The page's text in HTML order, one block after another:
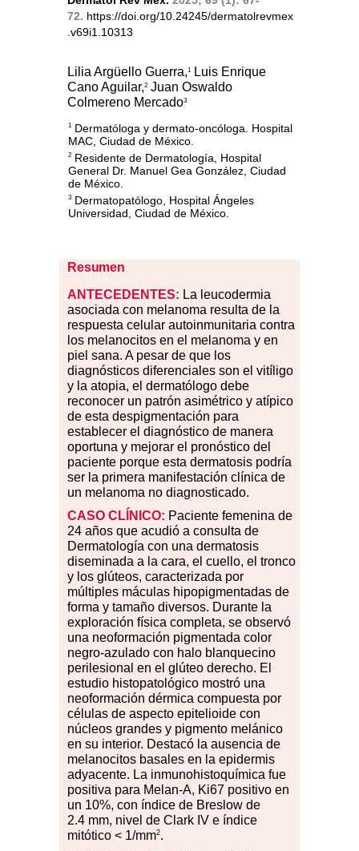
72. https://doi.org/10.24245/dermatolrevmex
.v69i1.10313
Lilia Argüello Guerra,1
Luis Enrique
Cano Aguilar,2 Juan Oswaldo
Colmereno Mercado3
1 Dermatóloga y dermato-oncóloga. Hospital
MAC, Ciudad de México.
2 Residente de Dermatología, Hospital
General Dr. Manuel Gea González, Ciudad
de México.
3 Dermatopatólogo, Hospital Ángeles
Universidad, Ciudad de México.
Resumen
ANTECEDENTES: La leucodermia
asociada con melanoma resulta de la
respuesta celular autoinmunitaria contra
los melanocitos en el melanoma y en
piel sana. A pesar de que los
diagnósticos diferenciales son el vitíligo
y la atopia, el dermatólogo debe
reconocer un patrón asimétrico y atípico
de esta despigmentación para
establecer el diagnóstico de manera
oportuna y mejorar el pronóstico del
paciente porque esta dermatosis podría
ser la primera manifestación clínica de
un melanoma no diagnosticado.
CASO CLÍNICO: Paciente femenina de
24 años que acudió a consulta de
Dermatología con una dermatosis
diseminada a la cara, el cuello, el tronco
y los glúteos, caracterizada por
múltiples máculas hipopigmentadas de
forma y tamaño diversos. Durante la
exploración física completa, se observó
una neoformación pigmentada color
negro-azulado con halo blanquecino
perilesional en el glúteo derecho. El
estudio histopatológico mostró una
neoformación dérmica compuesta por
células de aspecto epitelioide con
núcleos grandes y pigmento melánico
en su interior. Destacó la ausencia de
melanocitos basales en la epidermis
adyacente. La inmunohistoquímica fue
positiva para Melan-A, Ki67 positivo en
un 10%, con índice de Breslow de
2.4 mm, nivel de Clark IV e índice
mitótico < 1/mm2.